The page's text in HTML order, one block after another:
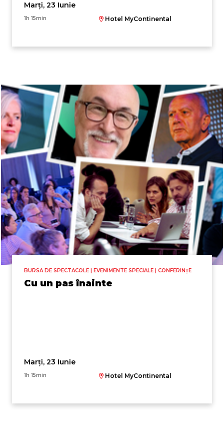
Marți, 23 Iunie
1h 15min Hotel MyContinental
BURSA DE SPECTACOLE | EVENIMENTE SPECIALE | CONFERINȚE
Cu un pas înainte
Marți, 23 Iunie
1h 15min Hotel MyContinental